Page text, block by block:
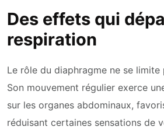
Des effets qui
respiration
Le rôle du diaphragme ne se limite
Son mouvement régulier exerce
sur les organes abdominaux,
réduisant certaines sensations de